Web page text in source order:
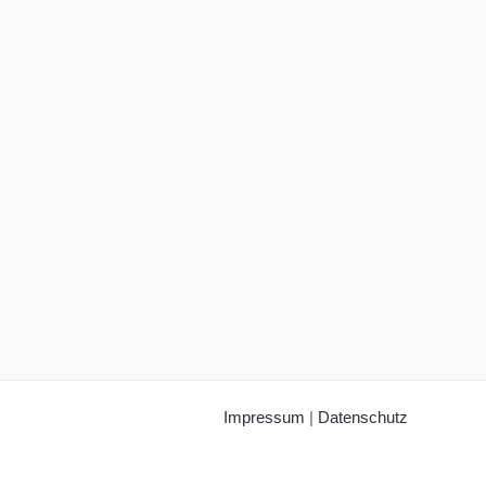
Impressum | Datenschutz